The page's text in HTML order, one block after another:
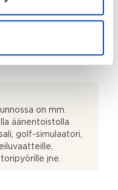
on mm.
äänentoistolla
golf-simulaatori,
jne.